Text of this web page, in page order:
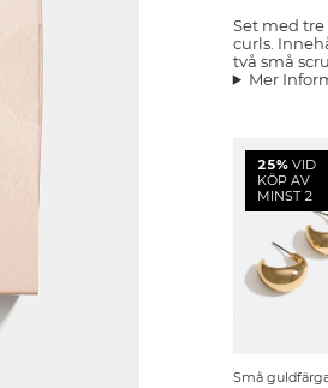
Set med
curls.
två små
Mer
25%VID
KÖP AV
MINST 2
Små